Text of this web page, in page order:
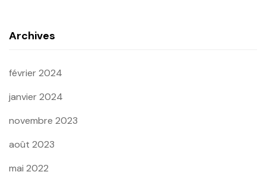
Archives
février 2024
janvier 2024
novembre 2023
août 2023
mai 2022